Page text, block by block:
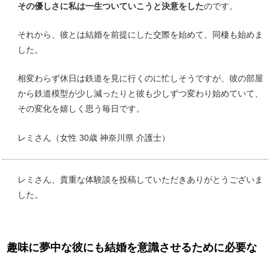
その優しさに私は一生ついていこうと決意をしたのです。
それから、彼とは結婚を前提にした交際を始めて、同棲も始めま
した。
相変わらず休日は鉄道を見に行くのに忙しそうですが、彼の部屋
から鉄道模型が少し減ったりと彼も少しずつ変わり始めていて、
その変化を嬉しく思う毎日です。
レミさん（女性 30歳 神奈川県 介護士）
レミさん、貴重な体験談を投稿していただきありがとうございま
した。
趣味に夢中な彼にも結婚を意識させるために必要な